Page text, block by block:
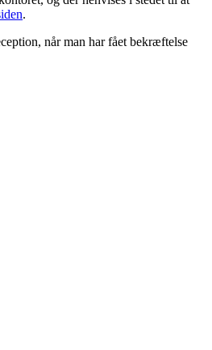
.
når man har fået bekræftelse